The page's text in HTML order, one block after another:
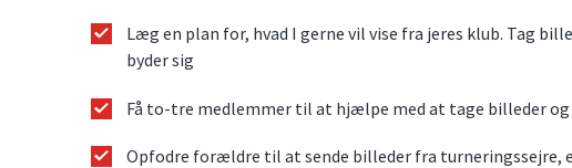
Læg en plan for, hvad I gerne vil vise fra jeres klub. Tag
byder sig
Få to-tre medlemmer til at hjælpe med at tage billeder og
Opfodre forældre til at sende billeder fra turneringssejre,